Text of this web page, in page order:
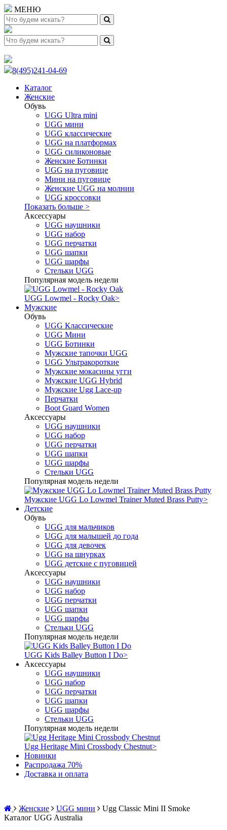
МЕНЮ
8(495)241-04-69
Каталог
Женские
Обувь
UGG Ultra mini
UGG мини
UGG классические
UGG на платформах
UGG силиконовые
Женские Ботинки
UGG на пуговице
Мини на пуговице
Женские UGG на молнии
UGG кроссовки
Показать больше >
Аксессуары
UGG наушники
UGG набор
UGG перчатки
UGG шапки
UGG шарфы
Стельки UGG
Популярная модель недели
UGG Lowmel - Rocky Oak>
Мужские
Обувь
UGG Классические
UGG Мини
UGG Ботинки
Мужские тапочки UGG
UGG Ультракороткие
Мужские мокасины угги
Мужские UGG Hybrid
Мужские Ugg Lace-up
Перчатки
Boot Guard Women
Аксессуары
UGG наушники
UGG набор
UGG перчатки
UGG шапки
UGG шарфы
Стельки UGG
Популярная модель недели
Мужские UGG Lo Lowmel Trainer Muted Brass Putty>
Детские
Обувь
UGG для мальчиков
UGG для малышей до года
UGG для девочек
UGG на шнурках
UGG детские с пуговицей
Аксессуары
UGG наушники
UGG набор
UGG перчатки
UGG шапки
UGG шарфы
Стельки UGG
Популярная модель недели
UGG Kids Balley Button I Do>
Аксессуары
UGG наушники
UGG набор
UGG перчатки
UGG шапки
UGG шарфы
Стельки UGG
Популярная модель недели
Ugg Heritage Mini Crossbody Chestnut>
Новинки
Распродажа 70%
Доставка и оплата
Женские UGG мини
Ugg Classic Mini II Smoke
Каталог UGG Australia